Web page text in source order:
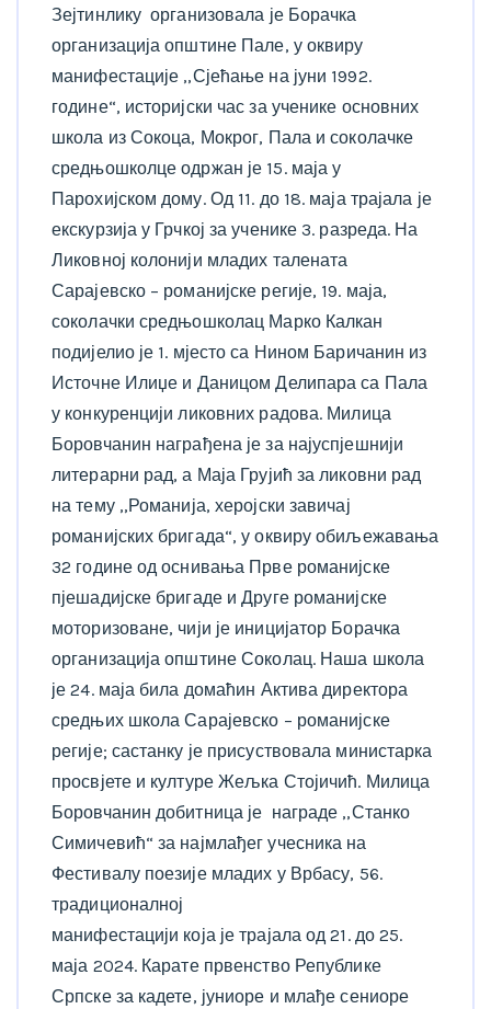
Зејтинлику организовала је Борачка
организација општине Пале, у оквиру
манифестације ,,Сјећање на јуни 1992.
године“, историјски час за ученике основних
школа из Сокоца, Мокрог, Пала и соколачке
средњошколце одржан је 15. маја у
Парохијском дому. Од 11. до 18. маја трајала је
екскурзија у Грчкој за ученике 3. разреда. На
Ликовној колонији младих талената
Сарајевско – романијске регије, 19. маја,
соколачки средњошколац Марко Калкан
подијелио је 1. мјесто са Нином Баричанин из
Источне Илиџе и Даницом Делипара са Пала
у конкуренцији ликовних радова. Милица
Боровчанин награђена је за најуспјешнији
литерарни рад, а Маја Грујић за ликовни рад
на тему ,,Романија, херојски завичај
романијских бригада“, у оквиру обиљежавања
32 године од оснивања Прве романијске
пјешадијске бригаде и Друге романијске
моторизоване, чији је иницијатор Борачка
организација општине Соколац. Наша школа
је 24. маја била домаћин Актива директора
средњих школа Сарајевско – романијске
регије; састанку је присуствовала министарка
просвјете и културе Жељка Стојичић. Милица
Боровчанин добитница је награде ,,Станко
Симичевић“ за најмлађег учесника на
Фестивалу поезије младих у Врбасу, 56.
традиционалној
манифестацији која је трајала од 21. до 25.
маја 2024. Карате првенство Републике
Српске за кадете, јуниоре и млађе сениоре